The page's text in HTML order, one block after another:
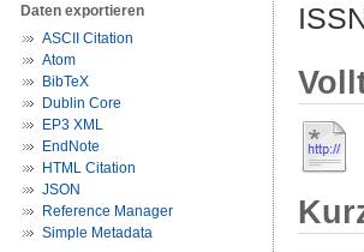
Daten exportieren
ASCII Citation
Atom
BibTeX
Dublin Core
EP3 XML
EndNote
HTML Citation
JSON
Reference Manager
Simple Metadata